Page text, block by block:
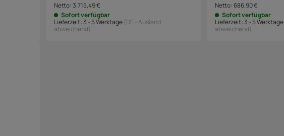
Netto:3.715,49€
Sofort verfügbar
Lieferzeit:3 - 5 Werktage (DE - Ausland
abweichend)
Netto: 686,90€
Sofort verfügbar
Lieferzeit:3 - 5 Werktage
abweichend)